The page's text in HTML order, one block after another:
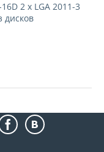
2 x LGA 2011-3
дисков